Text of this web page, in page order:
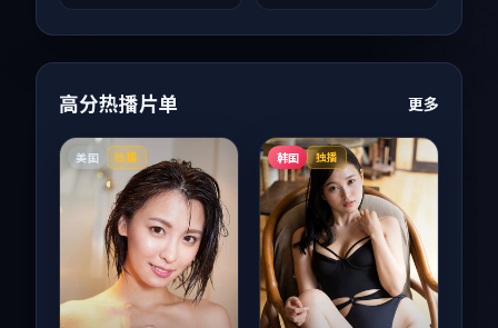
高分热播片单 更多
美国 独播 韩国 独播